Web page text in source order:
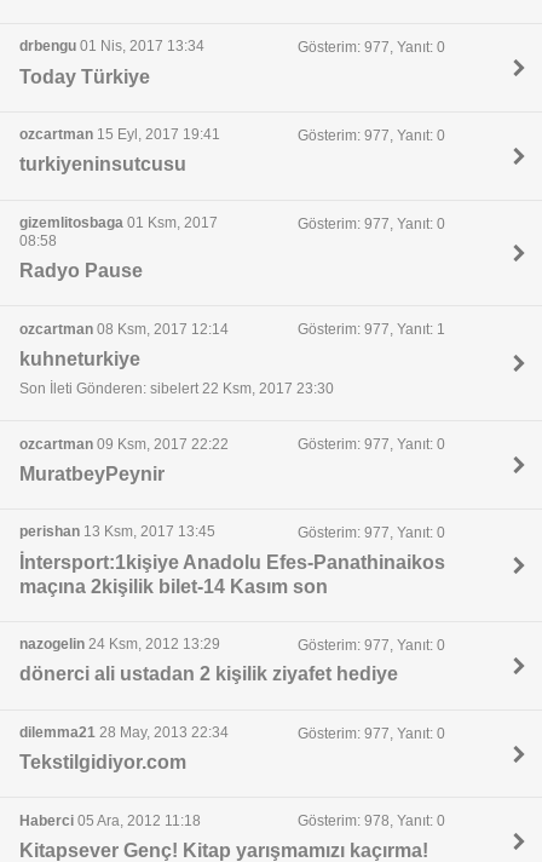
drbengu 01 Nis, 2017 13:34 Gösterim: 977, Yanıt: 0
Today Türkiye
ozcartman 15 Eyl, 2017 19:41 Gösterim: 977, Yanıt: 0
turkiyeninsutcusu
gizemlitosbaga 01 Ksm, 2017
08:58
Gösterim: 977, Yanıt: 0
Radyo Pause
ozcartman 08 Ksm, 2017 12:14 Gösterim: 977, Yanıt: 1
kuhneturkiye
Son İleti Gönderen: sibelert 22 Ksm, 2017 23:30
ozcartman 09 Ksm, 2017 22:22 Gösterim: 977, Yanıt: 0
MuratbeyPeynir
perishan 13 Ksm, 2017 13:45 Gösterim: 977, Yanıt: 0
İntersport:1kişiye Anadolu Efes-Panathinaikos
maçına 2kişilik bilet-14 Kasım son
nazogelin 24 Ksm, 2012 13:29 Gösterim: 977, Yanıt: 0
dönerci ali ustadan 2 kişilik ziyafet hediye
dilemma21 28 May, 2013 22:34 Gösterim: 977, Yanıt: 0
Tekstilgidiyor.com
Haberci 05 Ara, 2012 11:18 Gösterim: 978, Yanıt: 0
Kitapsever Genç! Kitap yarışmamızı kaçırma!